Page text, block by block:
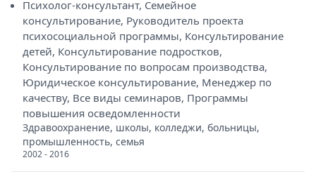
Психолог-консультант, Семейное
консультирование, Руководитель проекта
психосоциальной программы, Консультирование
детей, Консультирование подростков,
Консультирование по вопросам производства,
Юридическое консультирование, Менеджер по
качеству, Все виды семинаров, Программы
повышения осведомленности
Здравоохранение, школы, колледжи, больницы,
промышленность, семья
2002 - 2016